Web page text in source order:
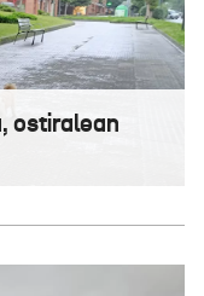
ostiralean